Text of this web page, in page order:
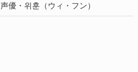
声優・위훈（ウィ・フン）